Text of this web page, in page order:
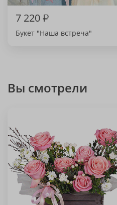
7 220₽
Букет "Наша встреча"
Вы смотрели